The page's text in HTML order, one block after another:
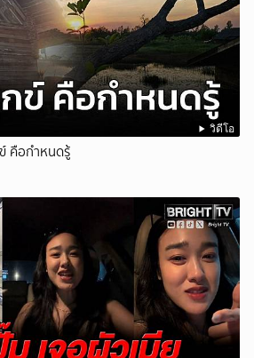
วิดีโอ
คือกำหนดรู้